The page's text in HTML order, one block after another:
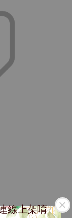
線上架唷